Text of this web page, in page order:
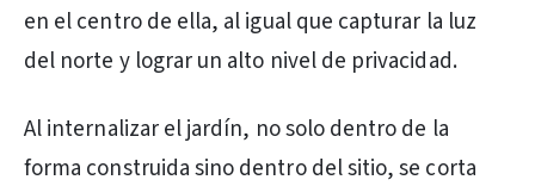
en el centro de ella, al igual que capturar la luz
del norte y lograr un alto nivel de privacidad.
Al internalizar el jardín, no solo dentro de la
forma construida sino dentro del sitio, se corta